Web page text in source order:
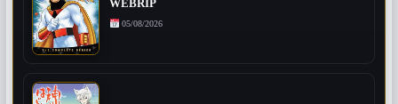
WEBRIP
05/08/2026